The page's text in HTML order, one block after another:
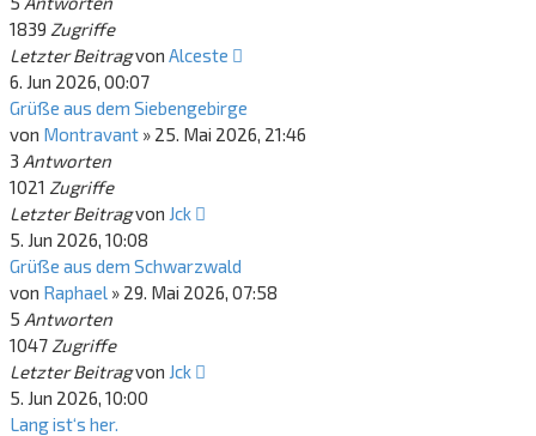
1839 Zugriffe
Letzter Beitragvon Alceste
6. Jun 2026, 00:07
Grüße aus dem Siebengebirge
von Montravant » 25. Mai 2026, 21:46
3 Antworten
1021 Zugriffe
Letzter Beitragvon Jck
5. Jun 2026, 10:08
Grüße aus dem Schwarzwald
von Raphael » 29. Mai 2026, 07:58
5 Antworten
1047 Zugriffe
Letzter Beitragvon Jck
5. Jun 2026, 10:00
Lang ist‘s her.